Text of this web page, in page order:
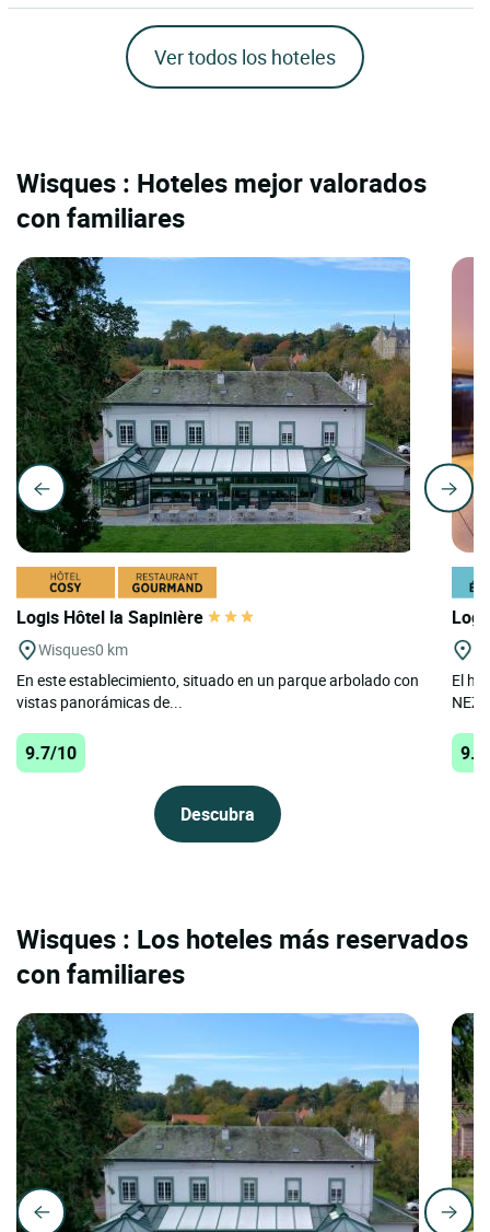
Ver todos los hoteles
Wisques : Hoteles mejor valorados
con familiares
Logis Hôtel la Sapinière
Wisques0 km
En este establecimiento, situado en un parque arbolado con
vistas panorámicas de...
9.7/10
Descubra
El
Wisques : Los hoteles más reservados
con familiares